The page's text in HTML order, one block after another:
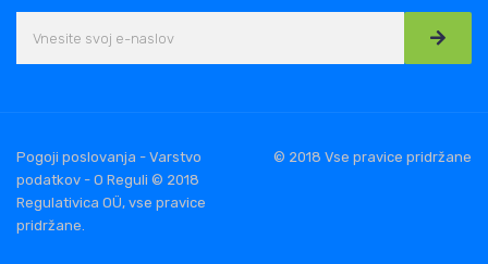
Pogoji poslovanja - Varstvo
podatkov - O Reguli © 2018
Regulativica OÜ, vse pravice
pridržane.
© 2018 Vse pravice pridržane